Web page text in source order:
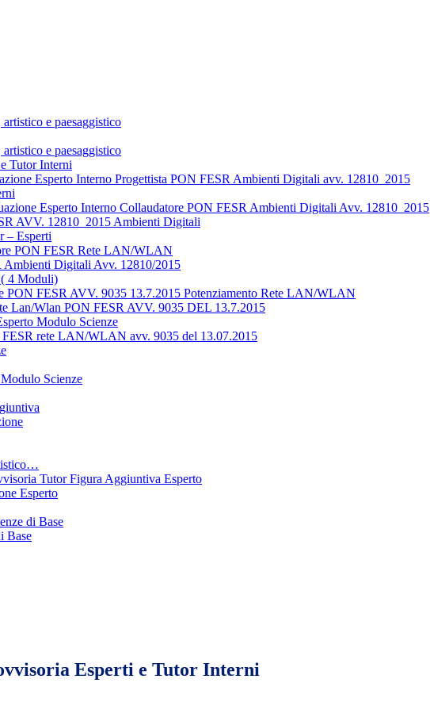
e paesaggistico
e paesaggistico
Tutor Interni
Esperto Interno Progettista PON FESR Ambienti Digitali avv. 12810_2015
Esperto Interno Collaudatore PON FESR Ambienti Digitali Avv. 12810_2015
AVV. 12810_2015 Ambienti Digitali
– Esperti
PON FESR Rete LAN/WLAN
Ambienti Digitali Avv. 12810/2015
( 4 Moduli)
PON FESR AVV. 9035 13.7.2015 Potenziamento Rete LAN/WLAN
Lan/Wlan PON FESR AVV. 9035 DEL 13.7.2015
Modulo Scienze
FESR rete LAN/WLAN avv. 9035 del 13.07.2015
Scienze
Tutor Figura Aggiuntiva Esperto
Esperto
di Base
Base
Esperti e Tutor Interni